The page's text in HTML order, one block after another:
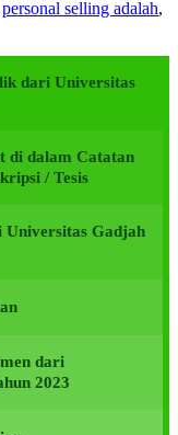
personal selling adalah,
dari Universitas
di dalam Catatan
/ Tesis
Gadjah
dari
2023